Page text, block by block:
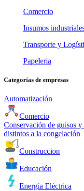
Comercio
Insumos
Transporte y
Papeleria
Categorías de empresas
Automatización
Comercio
Conservación de guisos
distintos a la congelación
Construccion
Educación
Energía Eléctrica